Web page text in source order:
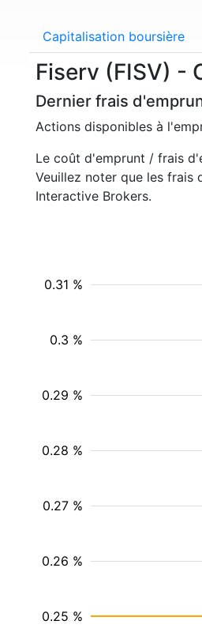
Capitalisation boursière
Fiserv (FISV) -
Dernier frais
Actions disponibles à
Le coût d'emprunt / frais
Veuillez noter que les frais
Interactive Brokers.
0.25 %
0.26 %
0.27 %
0.28 %
0.29 %
0.3 %
0.31 %